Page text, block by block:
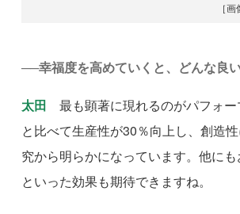
［
──幸福度を高めていくと、どんな良
太田 最も顕著に現れるのがパフォ
と比べて生産性が30％向上し、創造
究から明らかになっています。他に
といった効果も期待できますね。